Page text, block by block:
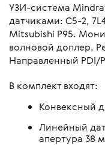
УЗИ-система
датчиками: С5-2,
Mitsubishi P95.
волновой доплер.
Направленный PDI/
В комплект входят:
Конвексный
Линейный
апертура 38